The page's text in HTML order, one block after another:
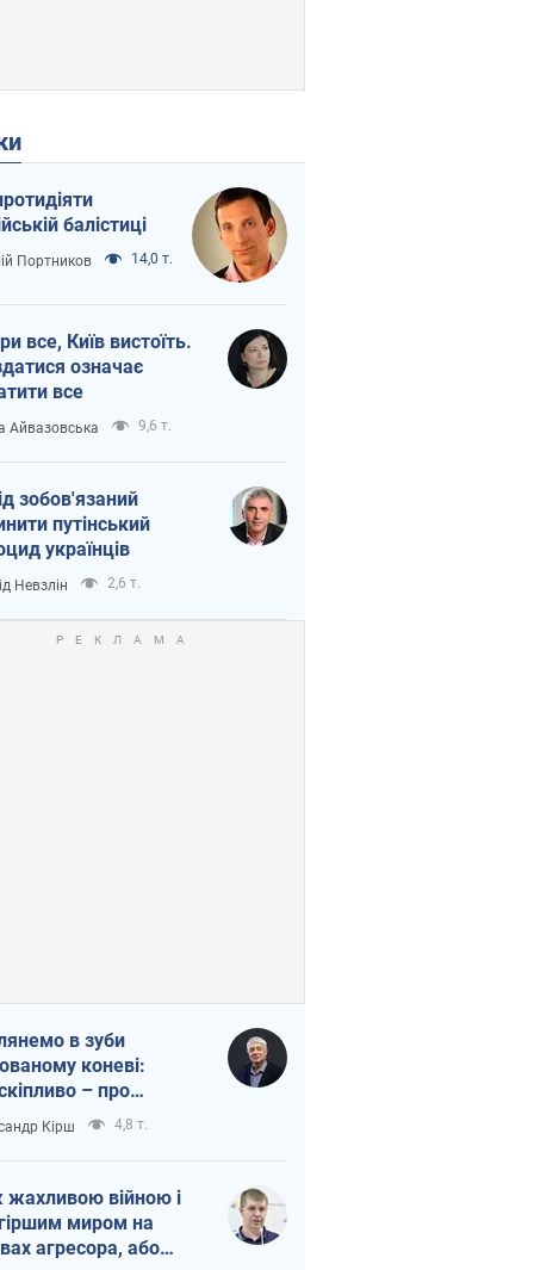
балістиці
Портников 14,0 т.
все, Київ вистоїть.
означає
все
Айвазовська 9,6 т.
зобов'язаний
путінський
українців
Невзлін 2,6 т.
в зуби
коневі:
– про
Україні
Кірш 4,8 т.
жахливою війною і
миром на
агресора, або